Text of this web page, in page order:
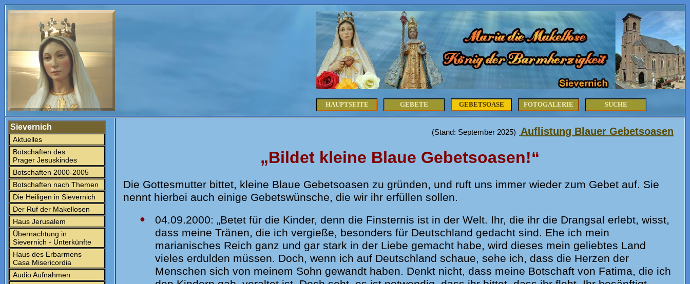
HAUPTSEITE GEBETE GEBETSOASE FOTOGALERIE SUCHE
Sievernich
Aktuelles
Botschaften des
Prager Jesuskindes
Botschaften 2000-2005
Botschaften nach Themen
Die Heiligen in Sievernich
Der Ruf der Makellosen
Haus Jerusalem
Übernachtung in
Sievernich - Unterkünfte
Haus des Erbarmens
Casa Misericordia
Audio Aufnahmen
(Stand: September 2025) Auflistung Blauer Gebetsoasen
„Bildet kleine Blaue Gebetsoasen!“
Die Gottesmutter bittet, kleine Blaue Gebetsoasen zu gründen, und ruft uns immer wieder zum Gebet auf. Sie
nennt hierbei auch einige Gebetswünsche, die wir ihr erfüllen sollen.
●
04.09.2000: „Betet für die Kinder, denn die Finsternis ist in der Welt. Ihr, die ihr die Drangsal erlebt, wisst,
dass meine Tränen, die ich vergieße, besonders für Deutschland gedacht sind. Ehe ich mein
marianisches Reich ganz und gar stark in der Liebe gemacht habe, wird dieses mein geliebtes Land
vieles erdulden müssen. Doch, wenn ich auf Deutschland schaue, sehe ich, dass die Herzen der
Menschen sich von meinem Sohn gewandt haben. Denkt nicht, dass meine Botschaft von Fatima, die ich